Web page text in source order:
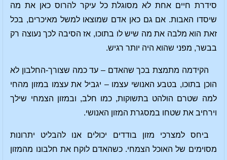
סידרת חיים אחת לא מסוגלת כל עיקר להרוס כאן את מה
שיסדו האבות. אם גם כאן אדם שמוצאו למשל מאיכרים, בכל
זאת הוא מלבה את מה שיש לו בתוכו, אז הסיבה לכך נעוצה רק
בבשר, מפני שהוא היה יותר רגיש.
הקידמה מתמצת בכך שהאדם – עד כמה שצורך-החלבון לא
הוכן בתוכו, בטבע האנושי עצמו – יגביל את עצמו במזון מהחי
למה שטרם הולהט בתשוקות, כמו חלב, ובמזון הצמחי שילך
וירחיב את שטחו במסגרת המזון האנושי.
ביחס למצרכי מזון בודדים יכולים אנו להבליט יתרונות
מסוימים של האוכל הצמחי. כשהאדם לוקח את חלבונו מהמזון